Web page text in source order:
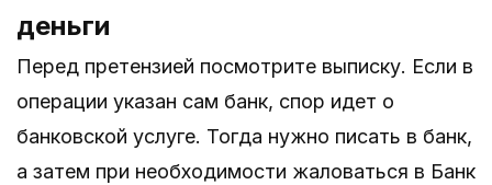
деньги
Перед претензией посмотрите выписку. Если в
операции указан сам банк, спор идет о
банковской услуге. Тогда нужно писать в банк,
а затем при необходимости жаловаться в Банк